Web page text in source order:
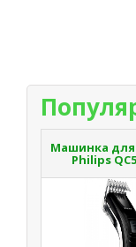
Машинка
Philips